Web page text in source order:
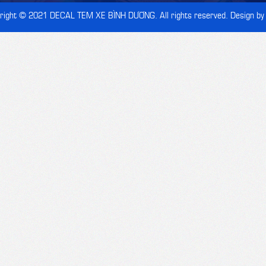
© 2021 DECAL TEM XE BÌNH DƯƠNG . All rights reserved. Design